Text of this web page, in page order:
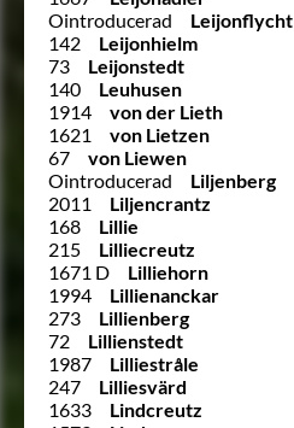
Ointroducerad
Leijonflycht
142
Leijonhielm
73
Leijonstedt
140
Leuhusen
1914
von der Lieth
1621
von Lietzen
67
von Liewen
Ointroducerad
Liljenberg
2011
Liljencrantz
168
Lillie
215
Lilliecreutz
1671 D
Lilliehorn
1994
Lillienanckar
273
Lillienberg
72
Lillienstedt
1987
Lilliestråle
247
Lilliesvärd
1633
Lindcreutz